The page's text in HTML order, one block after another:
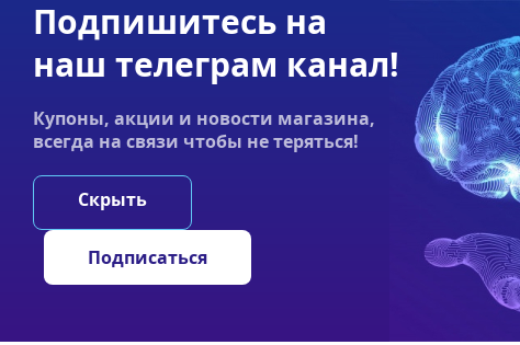
Акции Оплата Статьи
График работы:
Пн-пт 9:00–19:00
НООТРОПЫ ГРИБЫ
Подпишитесь на
наш телеграм канал!
Купоны, акции и новости магазина,
всегда на связи чтобы не теряться!
Скрыть
Подписаться